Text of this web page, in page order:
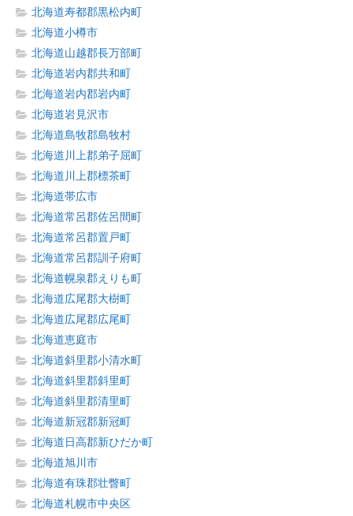
北海道寿都郡黒松内町
北海道小樽市
北海道山越郡長万部町
北海道岩内郡共和町
北海道岩内郡岩内町
北海道岩見沢市
北海道島牧郡島牧村
北海道川上郡弟子屈町
北海道川上郡標茶町
北海道帯広市
北海道常呂郡佐呂間町
北海道常呂郡置戸町
北海道常呂郡訓子府町
北海道幌泉郡えりも町
北海道広尾郡大樹町
北海道広尾郡広尾町
北海道恵庭市
北海道斜里郡小清水町
北海道斜里郡斜里町
北海道斜里郡清里町
北海道新冠郡新冠町
北海道日高郡新ひだか町
北海道旭川市
北海道有珠郡壮瞥町
北海道札幌市中央区